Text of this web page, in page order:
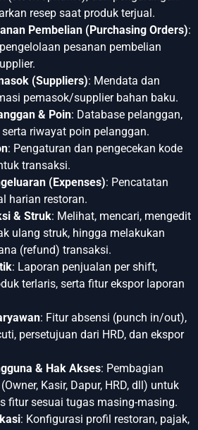
resep saat produk terjual.
Pembelian (Purchasing Orders):
pesanan pembelian
(Suppliers): Mendata dan
pemasok/supplier bahan baku.
& Poin: Database pelanggan,
riwayat poin pelanggan.
: Pengaturan dan pengecekan kode
transaksi.
(Expenses): Pencatatan
harian restoran.
& Struk: Melihat, mencari, mengedit
ulang struk, hingga melakukan
(refund) transaksi.
: Laporan penjualan per shift,
terlaris, serta fitur ekspor laporan
: Fitur absensi (punch in/out),
persetujuan dari HRD, dan ekspor
& Hak Akses: Pembagian
Kasir, Dapur, HRD, dll) untuk
fitur sesuai tugas masing-masing.
: Konfigurasi profil restoran, pajak,